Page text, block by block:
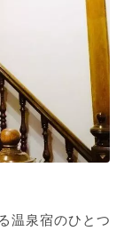
温泉宿のひとつ